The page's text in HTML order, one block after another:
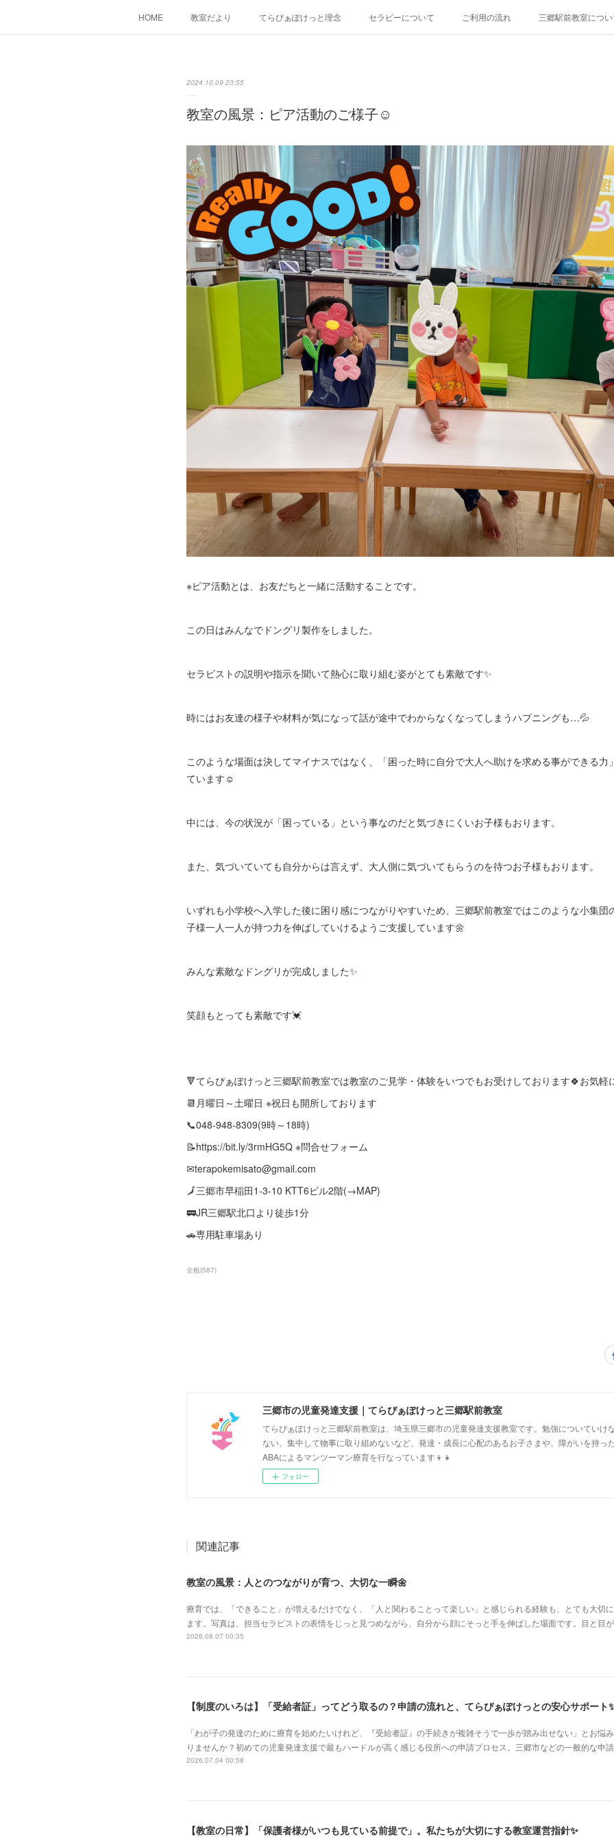
HOME 教室だより てらぴぁぽけっと理念 セラピーについて ご利用の流れ 三郷駅前教室につい
2024.10.09 23:55
教室の風景：ピア活動のご様子☺
※ピア活動とは、お友だちと一緒に活動することです。
この日はみんなでドングリ製作をしました。
セラピストの説明や指示を聞いて熱心に取り組む姿がとても素敵です✨
時にはお友達の様子や材料が気になって話が途中でわからなくなってしまうハプニングも…💦
このような場面は決してマイナスではなく、「困った時に自分で大人へ助けを求める事ができる力
ています☺️
中には、今の状況が「困っている」という事なのだと気づきにくいお子様もおります。
また、気づいていても自分からは言えず、大人側に気づいてもらうのを待つお子様もおります。
いずれも小学校へ入学した後に困り感につながりやすいため、三郷駅前教室ではこのような小集団
子様一人一人が持つ力を伸ばしていけるようご支援しています🌼
みんな素敵なドングリが完成しました✨
笑顔もとっても素敵です💓
🔻てらぴぁぽけっと三郷駅前教室では教室のご見学・体験をいつでもお受けしております🍀お気軽
📆月曜日～土曜日 ※祝日も開所しております
📞048-948-8309(9時～18時)
📝https://bit.ly/3rmHG5Q ※問合せフォーム
✉terapokemisato@gmail.com
🗾三郷市早稲田1-3-10 KTT6ビル2階(→MAP)
🚃JR三郷駅北口より徒歩1分
🚗専用駐車場あり
全般(587)
三郷市の児童発達支援｜てらぴぁぽけっと三郷駅前教室
てらぴぁぽけっと三郷駅前教室は、埼玉県三郷市の児童発達支援教室です。勉強についていけ
ない、集中して物事に取り組めないなど、発達・成長に心配のあるお子さまや、障がいを持っ
ABAによるマンツーマン療育を行なっています👦👧
フォロー
関連記事
教室の風景：人とのつながりが育つ、大切な一瞬🌼
療育では、「できること」が増えるだけでなく、「人と関わることって楽しい」と感じられる経験も、とても大切
ます。写真は、担当セラピストの表情をじっと見つめながら、自分から顔にそっと手を伸ばした場面です。目と目
2026.08.07 00:35
【制度のいろは】「受給者証」ってどう取るの？申請の流れと、てらぴぁぽけっとの安心サポート
「わが子の発達のために療育を始めたいけれど、『受給者証』の手続きが複雑そうで一歩が踏み出せない」とお悩
りませんか？初めての児童発達支援で最もハードルが高く感じる役所への申請プロセス。三郷市などの一般的な申
2026.07.04 00:58
【教室の日常】「保護者様がいつも見ている前提で」。私たちが大切にする教室運営指針✨